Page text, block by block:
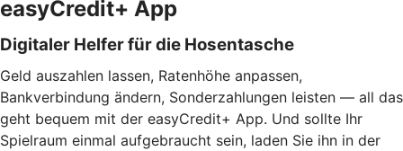
easyCredit+ App
Digitaler Helfer für die Hosentasche
Geld auszahlen lassen, Ratenhöhe anpassen,
Bankverbindung ändern, Sonderzahlungen leisten — all das
geht bequem mit der easyCredit+ App. Und sollte Ihr
Spielraum einmal aufgebraucht sein, laden Sie ihn in der